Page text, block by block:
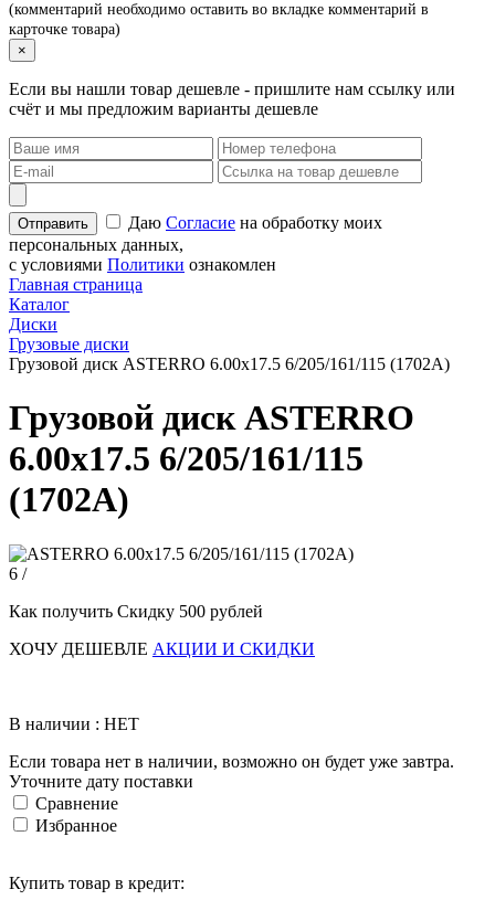
(комментарий необходимо оставить во вкладке комментарий в
карточке товара)
×
Если вы нашли товар дешевле - пришлите нам ссылку или
счёт и мы предложим варианты дешевле
Даю Согласие на обработку моих
персональных данных,
с условиями Политики ознакомлен
Главная страница
Каталог
Диски
Грузовые диски
Грузовой диск ASTERRO 6.00х17.5 6/205/161/115 (1702А)
Грузовой диск ASTERRO
6.00х17.5 6/205/161/115
(1702А)
6 /
Как получить Скидку 500 рублей
ХОЧУ ДЕШЕВЛЕ АКЦИИ И СКИДКИ
В наличии : НЕТ
Если товара нет в наличии, возможно он будет уже завтра.
Уточните дату поставки
Сравнение
Избранное
Купить товар в кредит: